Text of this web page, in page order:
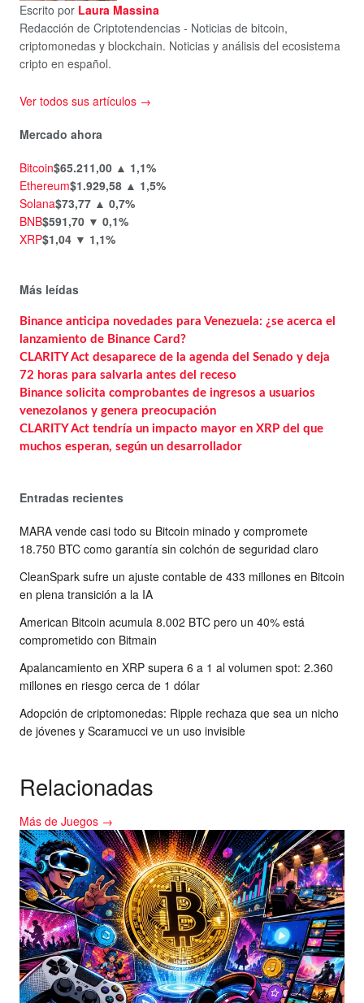
Escrito por Laura Massina
Redacción de Criptotendencias - Noticias de bitcoin,
criptomonedas y blockchain. Noticias y análisis del ecosistema
cripto en español.
Ver todos sus artículos →
Mercado ahora
Bitcoin$65.211,00 ▲ 1,1%
Ethereum$1.929,58 ▲ 1,5%
Solana$73,77 ▲ 0,7%
BNB$591,70 ▼ 0,1%
XRP$1,04 ▼ 1,1%
Más leídas
Binance anticipa novedades para Venezuela: ¿se acerca el
lanzamiento de Binance Card?
CLARITY Act desaparece de la agenda del Senado y deja
72 horas para salvarla antes del receso
Binance solicita comprobantes de ingresos a usuarios
venezolanos y genera preocupación
CLARITY Act tendría un impacto mayor en XRP del que
muchos esperan, según un desarrollador
Entradas recientes
MARA vende casi todo su Bitcoin minado y compromete
18.750 BTC como garantía sin colchón de seguridad claro
CleanSpark sufre un ajuste contable de 433 millones en Bitcoin
en plena transición a la IA
American Bitcoin acumula 8.002 BTC pero un 40% está
comprometido con Bitmain
Apalancamiento en XRP supera 6 a 1 al volumen spot: 2.360
millones en riesgo cerca de 1 dólar
Adopción de criptomonedas: Ripple rechaza que sea un nicho
de jóvenes y Scaramucci ve un uso invisible
Relacionadas
Más de Juegos →